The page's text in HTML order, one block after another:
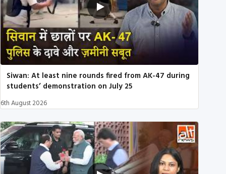
Siwan: At least nine rounds fired from AK-47 during
students’ demonstration on July 25
6th August 2026